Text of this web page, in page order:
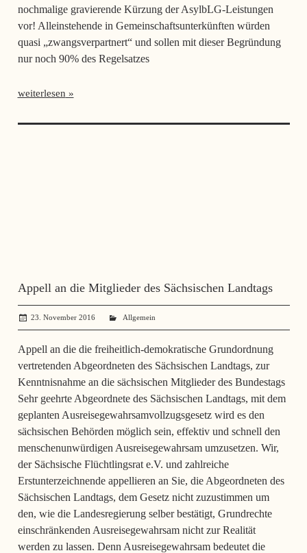
nochmalige gravierende Kürzung der AsylbLG-Leistungen
vor! Alleinstehende in Gemeinschaftsunterkünften würden
quasi „zwangsverpartnert“ und sollen mit dieser Begründung
nur noch 90% des Regelsatzes
weiterlesen
Appell an die Mitglieder des Sächsischen Landtags
23. November 2016 administrator
Allgemein
Appell an die die freiheitlich-demokratische Grundordnung
vertretenden Abgeordneten des Sächsischen Landtags, zur
Kenntnisnahme an die sächsischen Mitglieder des Bundestags
Sehr geehrte Abgeordnete des Sächsischen Landtags, mit dem
geplanten Ausreisegewahrsamvollzugsgesetz wird es den
sächsischen Behörden möglich sein, effektiv und schnell den
menschenunwürdigen Ausreisegewahrsam umzusetzen. Wir,
der Sächsische Flüchtlingsrat e.V. und zahlreiche
Erstunterzeichnende appellieren an Sie, die Abgeordneten des
Sächsischen Landtags, dem Gesetz nicht zuzustimmen um
den, wie die Landesregierung selber bestätigt, Grundrechte
einschränkenden Ausreisegewahrsam nicht zur Realität
werden zu lassen. Denn Ausreisegewahrsam bedeutet die